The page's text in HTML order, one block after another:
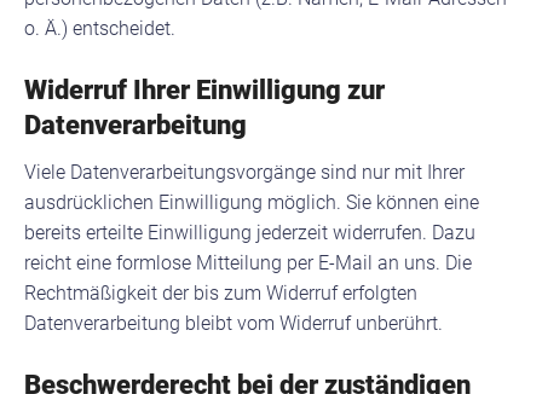
o. Ä.) entscheidet.
Widerruf Ihrer Einwilligung zur
Datenverarbeitung
Viele Datenverarbeitungsvorgänge sind nur mit Ihrer
ausdrücklichen Einwilligung möglich. Sie können eine
bereits erteilte Einwilligung jederzeit widerrufen. Dazu
reicht eine formlose Mitteilung per E-Mail an uns. Die
Rechtmäßigkeit der bis zum Widerruf erfolgten
Datenverarbeitung bleibt vom Widerruf unberührt.
Beschwerderecht bei der zuständigen